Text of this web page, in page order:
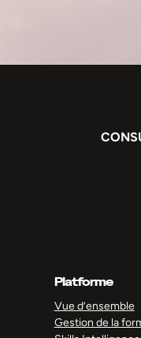
Platforme
Vue d’ensemble
Gestion de la